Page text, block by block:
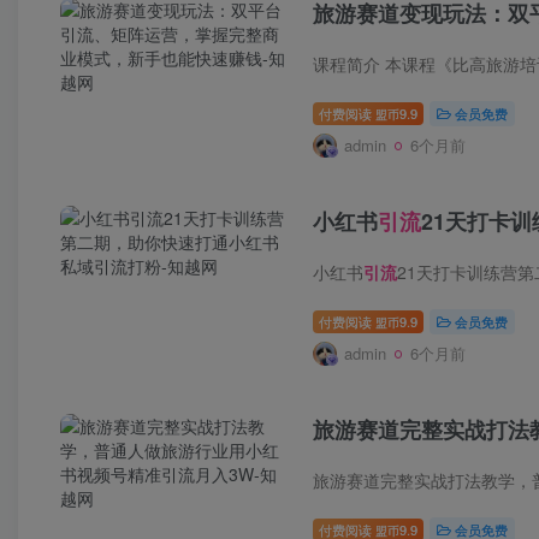
旅游赛道变现玩法：双
付费阅读 盟币9.9 会员免费
admin 6个月前
小红书引流21天打卡
小红书引流21天打卡训练营第二期，助你快速
付费阅读 盟币9.9 会员免费
admin 6个月前
旅游赛道完整实战打
旅游赛道完整实战打法教学
付费阅读 盟币9.9 会员免费